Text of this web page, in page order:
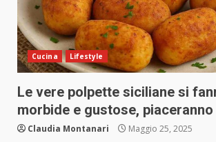
Cucina Lifestyle
Le vere polpette siciliane si
morbide e gustose,
Claudia Montanari Maggio 25, 2025